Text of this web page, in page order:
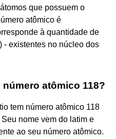
que possuem o
atômico é
à quantidade de
- existentes no núcleo dos
atômico 118?
tem número atômico 118
nome vem do latim e
ao seu número atômico.